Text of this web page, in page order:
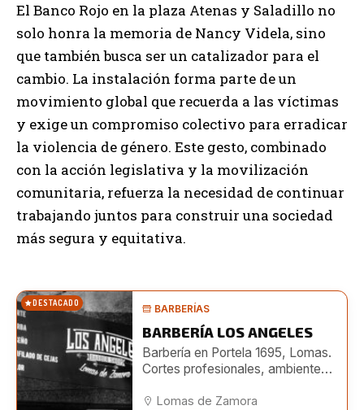
El Banco Rojo en la plaza Atenas y Saladillo no
solo honra la memoria de Nancy Videla, sino
que también busca ser un catalizador para el
cambio. La instalación forma parte de un
movimiento global que recuerda a las víctimas
y exige un compromiso colectivo para erradicar
la violencia de género. Este gesto, combinado
con la acción legislativa y la movilización
comunitaria, refuerza la necesidad de continuar
trabajando juntos para construir una sociedad
más segura y equitativa.
DESTACADO BARBERÍAS
BARBERÍA LOS ANGELES
Barbería en Portela 1695, Lomas.
Cortes profesionales, ambiente
en Boedo 482.
Lomas de Zamora